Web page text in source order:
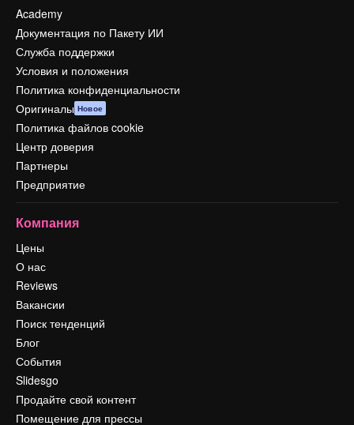
Academy
Документация по Пакету ИИ
Служба поддержки
Условия и положения
Политика конфиденциальности
Оригиналы Новое
Политика файлов cookie
Центр доверия
Партнеры
Предприятие
Компания
Цены
О нас
Reviews
Вакансии
Поиск тенденций
Блог
События
Slidesgo
Продайте свой контент
Помещение для прессы